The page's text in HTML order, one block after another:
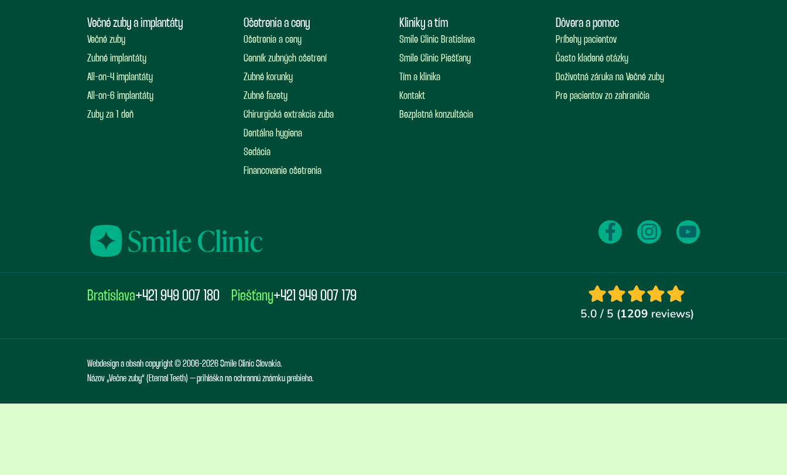
Večné zuby a implantáty
Večné zuby
Zubné implantáty
All-on-4 implantáty
All-on-6 implantáty
Zuby za 1 deň
Ošetrenia a ceny
Ošetrenia a ceny
Cenník zubných ošetrení
Zubné korunky
Zubné fazety
Chirurgická extrakcia zuba
Dentálna hygiena
Sedácia
Financovanie ošetrenia
Kliniky a tím
Smile Clinic Bratislava
Smile Clinic Piešťany
Tím a klinika
Kontakt
Bezplatná konzultácia
Dôvera a pomoc
Príbehy pacientov
Často kladené otázky
Doživotná záruka na Večné zuby
Pre pacientov zo zahraničia
Bratislava+421 949 007 180 Piešťany+421 949 007 179
Webdesign a obsah copyright © 2006-2026 Smile Clinic Slovakia.
Názov „Večne zuby“ (Eternal Teeth) – prihláška na ochrannú známku prebieha.